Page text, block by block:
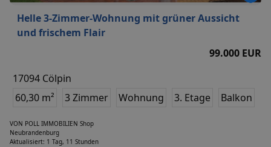
Helle 3-Zimmer-Wohnung mit grüner Aussicht
und frischem Flair
99.000 EUR
17094 Cölpin
60,30 m²
3 Zimmer Wohnung 3. Etage Balkon
VON POLL IMMOBILIEN Shop
Neubrandenburg
Aktualisiert: 1 Tag, 11 Stunden